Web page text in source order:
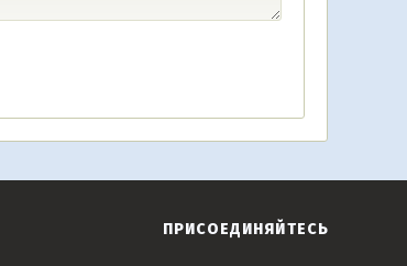
ПРИСОЕДИНЯЙТЕСЬ